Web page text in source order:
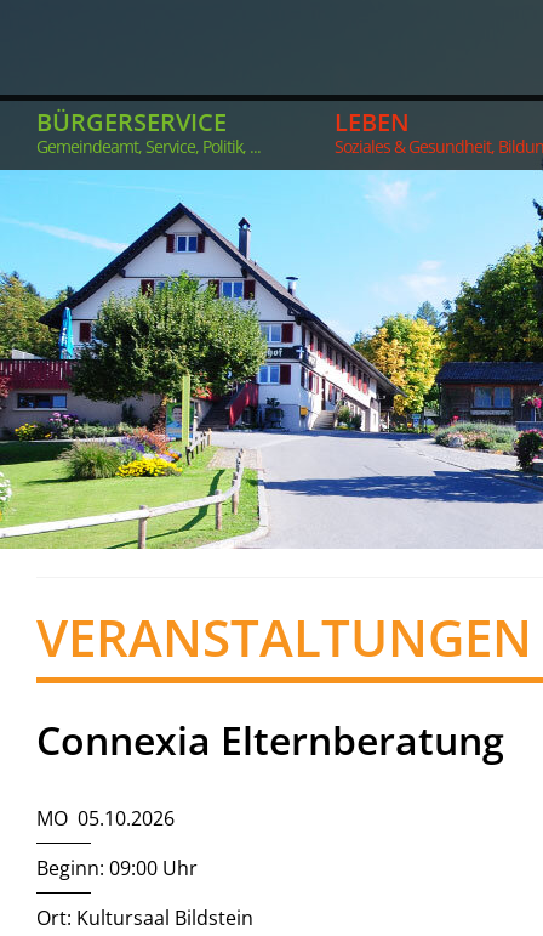
BÜRGERSERVICE
Gemeindeamt, Service, Politik, ...
LEBEN
Soziales & Gesundheit,
VERANSTALTUNGEN
Connexia Elternberatung
MO 05.10.2026
Beginn: 09:00 Uhr
Ort: Kultursaal Bildstein